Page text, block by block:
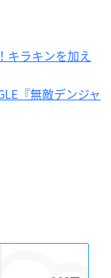
キラキンを加え
『無敵デンジャ